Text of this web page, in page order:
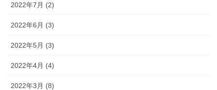
2022年7月 (2)
2022年6月 (3)
2022年5月 (3)
2022年4月 (4)
2022年3月 (8)